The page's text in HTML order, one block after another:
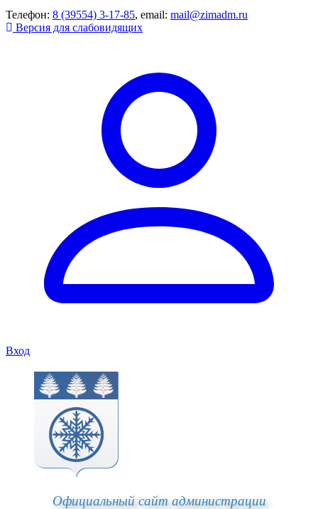
Телефон: 8 (39554) 3-17-85, email: mail@zimadm.ru
Версия для слабовидящих
Вход
Официальный сайт администрации